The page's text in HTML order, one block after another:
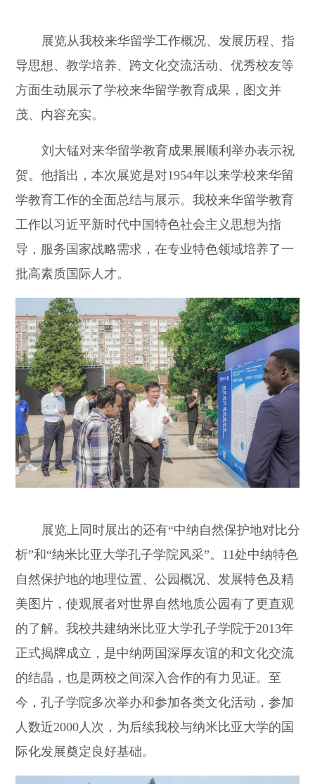
展览从我校来华留学工作概况、发展历程、指
导思想、教学培养、跨文化交流活动、优秀校友等
方面生动展示了学校来华留学教育成果，图文并
茂、内容充实。
刘大锰对来华留学教育成果展顺利举办表示祝
贺。他指出，本次展览是对1954年以来学校来华留
学教育工作的全面总结与展示。我校来华留学教育
工作以习近平新时代中国特色社会主义思想为指
导，服务国家战略需求，在专业特色领域培养了一
批高素质国际人才。
展览上同时展出的还有“中纳自然保护地对比分
析”和“纳米比亚大学孔子学院风采”。11处中纳特色
自然保护地的地理位置、公园概况、发展特色及精
美图片，使观展者对世界自然地质公园有了更直观
的了解。我校共建纳米比亚大学孔子学院于2013年
正式揭牌成立，是中纳两国深厚友谊的和文化交流
的结晶，也是两校之间深入合作的有力见证。至
今，孔子学院多次举办和参加各类文化活动，参加
人数近2000人次，为后续我校与纳米比亚大学的国
际化发展奠定良好基础。